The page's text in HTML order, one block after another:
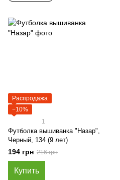
Распродажа
−10%
1
Футболка вышиванка "Назар",
Черный, 134 (9 лет)
194 грн 216 грн
Купить